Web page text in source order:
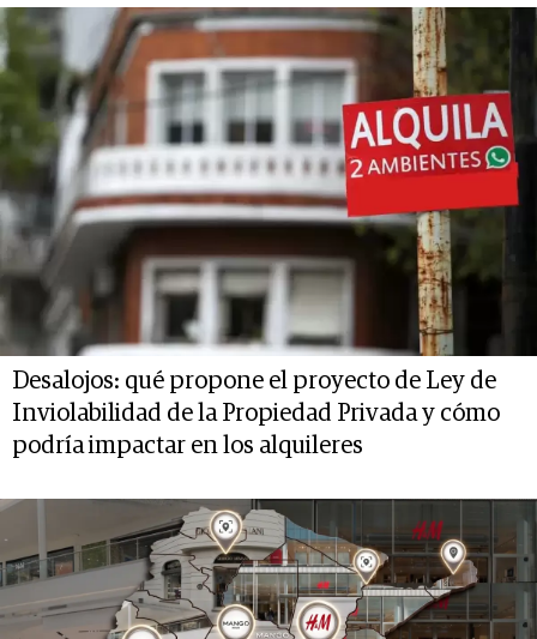
Desalojos: qué propone el proyecto de Ley de
Inviolabilidad de la Propiedad Privada y cómo
podría impactar en los alquileres